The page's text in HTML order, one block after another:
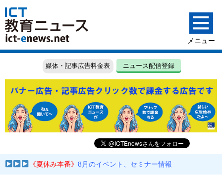
媒体・記事広告料金表 ニュース配信登録
《夏休み本番》8月のイベント、セミナー情報